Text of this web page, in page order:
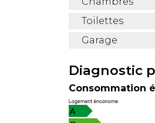
Toilettes
Garage
Diagnostic
Consommation